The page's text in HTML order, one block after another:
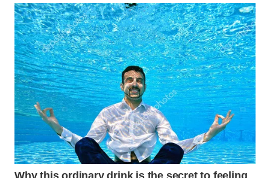
WAHANA
PERSONA
WAHANA
OTOMOTIF
WAHANA
HEALTH
WAHANA
DESA